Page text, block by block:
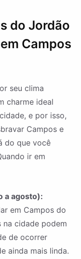
do Jordão
Campos
seu clima
charme ideal
e por isso,
Campos e
do que você
ir em
a agosto):
em Campos do
na cidade podem
de ocorrer
ainda mais linda.